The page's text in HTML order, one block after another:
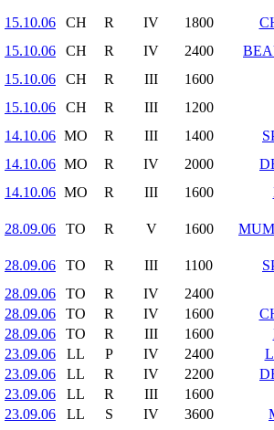
15.10.06 CH R IV 1800
15.10.06
CH R IV 2400
15.10.06
CH R III 1600
15.10.06
CH R III 1200
14.10.06 MO R III 1400
14.10.06 MO R IV 2000
14.10.06 MO R III 1600
28.09.06 TO R V 1600
28.09.06 TO R III 1100
28.09.06
TO R IV 2400
28.09.06
TO R IV 1600
28.09.06
TO R III 1600
23.09.06
LL P IV 2400
23.09.06
LL R IV 2200
23.09.06
LL R III 1600
23.09.06
LL S IV 3600